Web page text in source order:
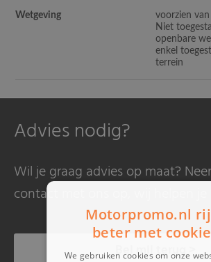
Wetgeving
voorzien
Niet
openbare
enkel
terrein
Advies nodig?
Wil je graag advies op maat?
contact met ons op, wij helpen je
Bel mij terug >
Motorpromo.nl
beter met
We gebruiken cookies om onze